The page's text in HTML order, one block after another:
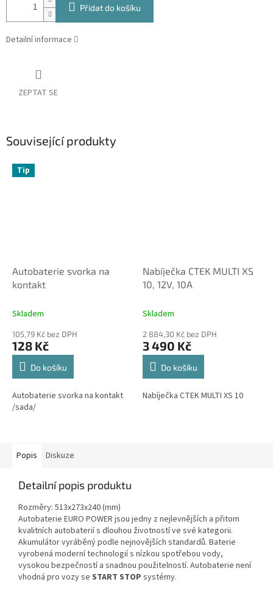
Přidat do košíku
Detailní informace
ZEPTAT SE
Související produkty
Tip
Autobaterie svorka na
kontakt
Skladem
105,79 Kč bez DPH
128 Kč
Do košíku
Autobaterie svorka na kontakt
/sada/
Nabíječka CTEK MULTI XS
10, 12V, 10A
Skladem
2 884,30 Kč bez DPH
3 490 Kč
Do košíku
Nabíječka CTEK MULTI XS 10
Popis Diskuze
Detailní popis produktu
Rozměry: 513x273x240 (mm)
Autobaterie EURO POWER jsou jedny z nejlevnějších a přitom
kvalitních autobaterií s dlouhou životností ve své kategorii.
Akumulátor vyráběný podle nejnovějších standardů. Baterie
vyrobená moderní technologií s nízkou spotřebou vody,
vysokou bezpečností a snadnou použitelností. Autobaterie není
vhodná pro vozy se START STOP systémy.